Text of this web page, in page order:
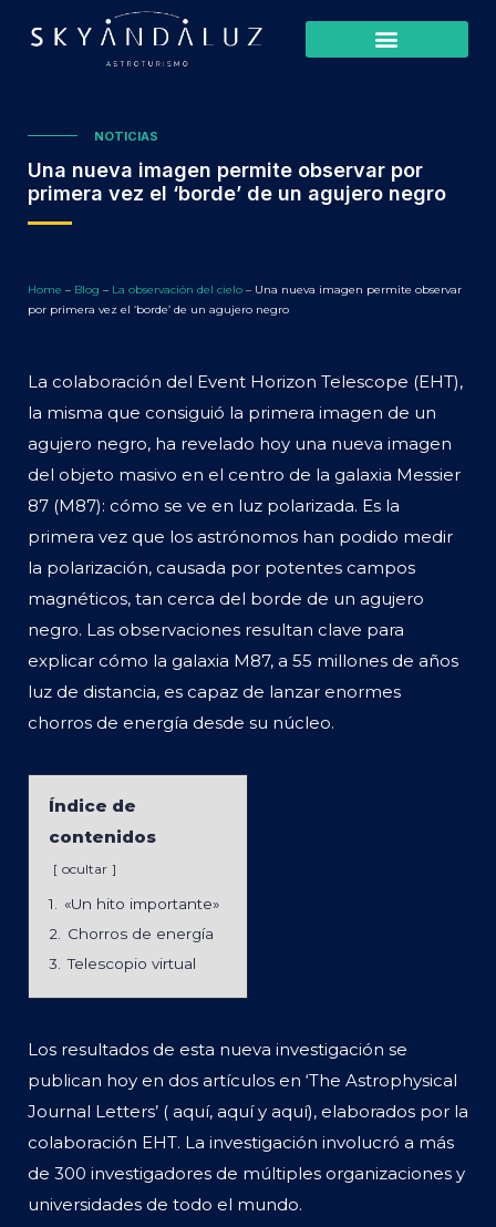
NOTICIAS
Una nueva imagen permite observar por
primera vez el ‘borde’ de un agujero negro
Home – Blog – La observación del cielo – Una nueva imagen permite observar
por primera vez el ‘borde’ de un agujero negro
La colaboración del Event Horizon Telescope (EHT),
la misma que consiguió la primera imagen de un
agujero negro, ha revelado hoy una nueva imagen
del objeto masivo en el centro de la galaxia Messier
87 (M87): cómo se ve en luz polarizada. Es la
primera vez que los astrónomos han podido medir
la polarización, causada por potentes campos
magnéticos, tan cerca del borde de un agujero
negro. Las observaciones resultan clave para
explicar cómo la galaxia M87, a 55 millones de años
luz de distancia, es capaz de lanzar enormes
chorros de energía desde su núcleo.
Índice de
contenidos
ocultar
1.
«Un hito importante»
2.
Chorros de energía
3.
Telescopio virtual
Los resultados de esta nueva investigación se
publican hoy en dos artículos en ‘The Astrophysical
Journal Letters’ ( aquí, aquí y aquí), elaborados por la
colaboración EHT. La investigación involucró a más
de 300 investigadores de múltiples organizaciones y
universidades de todo el mundo.